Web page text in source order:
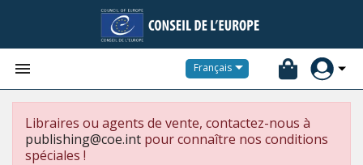
 Français
Libraires ou agents de vente, contactez-nous à
publishing@coe.int pour connaître nos conditions
spéciales !